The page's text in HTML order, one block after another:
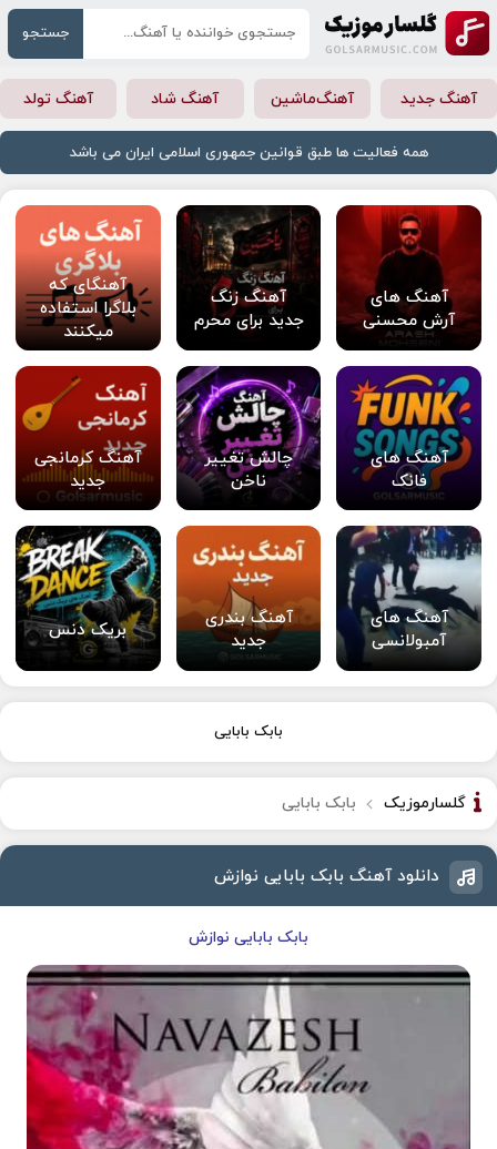
جستجو
آهنگ جدید آهنگ‌ماشین آهنگ شاد آهنگ تولد
همه فعالیت ها طبق قوانین جمهوری اسلامی ایران می باشد
آهنگ های
آرش محسنی
آهنگ زنگ
جدید برای محرم
آهنگای که
بلاگرا استفاده
میکنند
آهنگ های
فانک
چالش تغییر
ناخن
آهنگ کرمانجی
جدید
آهنگ های
آمبولانسی
آهنگ بندری
جدید
بریک دنس
بابک بابایی
گلسارموزیک بابک بابایی
دانلود آهنگ بابک بابایی نوازش
بابک بابایی نوازش